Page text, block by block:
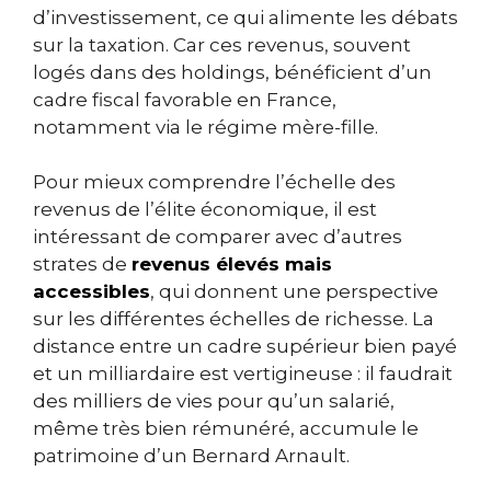
d’investissement, ce qui alimente les débats
sur la taxation. Car ces revenus, souvent
logés dans des holdings, bénéficient d’un
cadre fiscal favorable en France,
notamment via le régime mère-fille.
Pour mieux comprendre l’échelle des
revenus de l’élite économique, il est
intéressant de comparer avec d’autres
strates de revenus élevés mais
accessibles, qui donnent une perspective
sur les différentes échelles de richesse. La
distance entre un cadre supérieur bien payé
et un milliardaire est vertigineuse : il faudrait
des milliers de vies pour qu’un salarié,
même très bien rémunéré, accumule le
patrimoine d’un Bernard Arnault.